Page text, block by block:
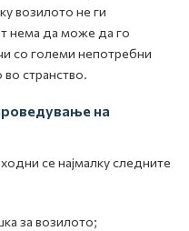
возилото не ги
нема да може да го
со големи непотребни
странство.
на
се најмалку следните
за возилото;